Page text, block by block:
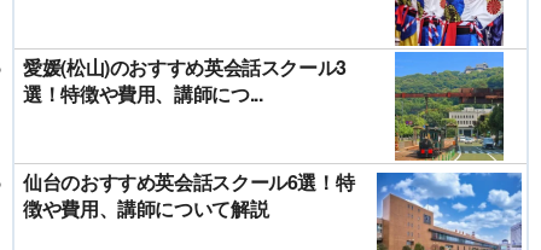
愛媛(松山)のおすすめ英会話スクール3
選！特徴や費用、講師につ...
仙台のおすすめ英会話スクール6選！特
徴や費用、講師について解説